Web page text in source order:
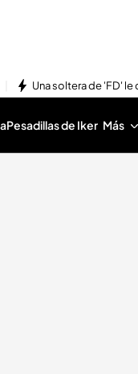
Una soltera de 'FD'
Pesadillas de Iker Más